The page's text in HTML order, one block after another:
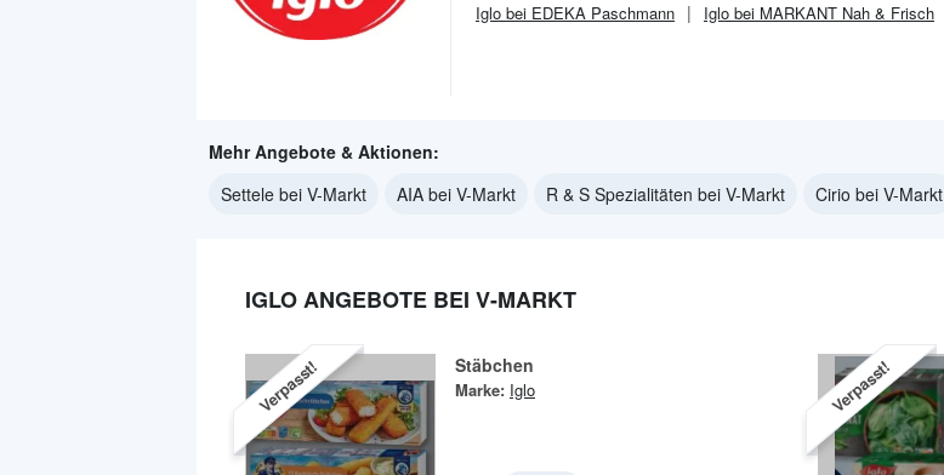
Iglo bei EDEKA Paschmann
Iglo bei MARKANT Nah & Frisch
Mehr Angebote & Aktionen:
Settele bei V-Markt
AIA bei V-Markt R & S Spezialitäten bei V-Markt Cirio bei V-Markt
IGLO ANGEBOTE BEI V-MARKT
Verpasst! Stäbchen
Marke: Iglo Verpasst!